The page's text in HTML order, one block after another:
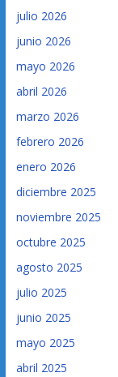
julio 2026
junio 2026
mayo 2026
abril 2026
marzo 2026
febrero 2026
enero 2026
diciembre 2025
noviembre 2025
octubre 2025
agosto 2025
julio 2025
junio 2025
mayo 2025
abril 2025